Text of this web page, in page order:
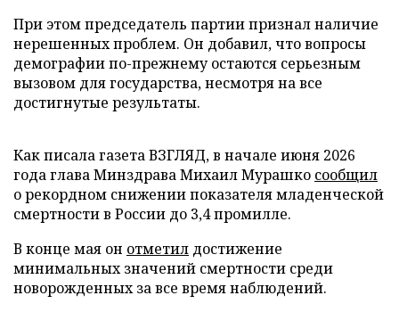
При этом председатель партии признал наличие
нерешенных проблем. Он добавил, что вопросы
демографии по-прежнему остаются серьезным
вызовом для государства, несмотря на все
достигнутые результаты.
Как писала газета ВЗГЛЯД, в начале июня 2026
года глава Минздрава Михаил Мурашко сообщил
о рекордном снижении показателя младенческой
смертности в России до 3,4 промилле.
В конце мая он отметил достижение
минимальных значений смертности среди
новорожденных за все время наблюдений.